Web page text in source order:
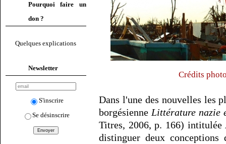
Pourquoi faire un
don ?
Quelques explications
Newsletter
S'inscrire
Se désinscrire
Crédits
Dans l'une des nouvelles les
borgésienne Littérature nazie
Titres, 2006, p. 166) intitulée
distinguer deux